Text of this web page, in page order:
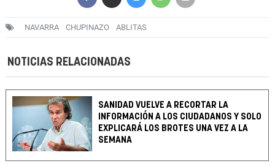
NAVARRA CHUPINAZO ABLITAS
NOTICIAS RELACIONADAS
SANIDAD VUELVE A RECORTAR LA
INFORMACIÓN A LOS CIUDADANOS Y SOLO
EXPLICARÁ LOS BROTES UNA VEZ A LA
SEMANA